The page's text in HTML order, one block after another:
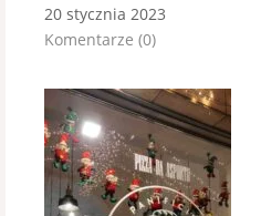
20 stycznia 2023
Komentarze (0)